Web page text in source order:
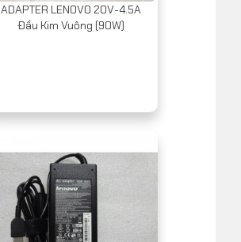
ADAPTER LENOVO 20V-4.5A
Đầu Kim Vuông (90W)